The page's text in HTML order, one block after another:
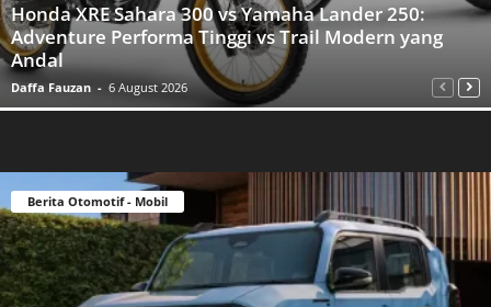
Honda XRE Sahara 300 vs Yamaha Lander 250:
Adventure Performa Tinggi vs Trail Modern yang
Andal
Daffa Fauzan - 6 August 2026
Berita Otomotif - Mobil